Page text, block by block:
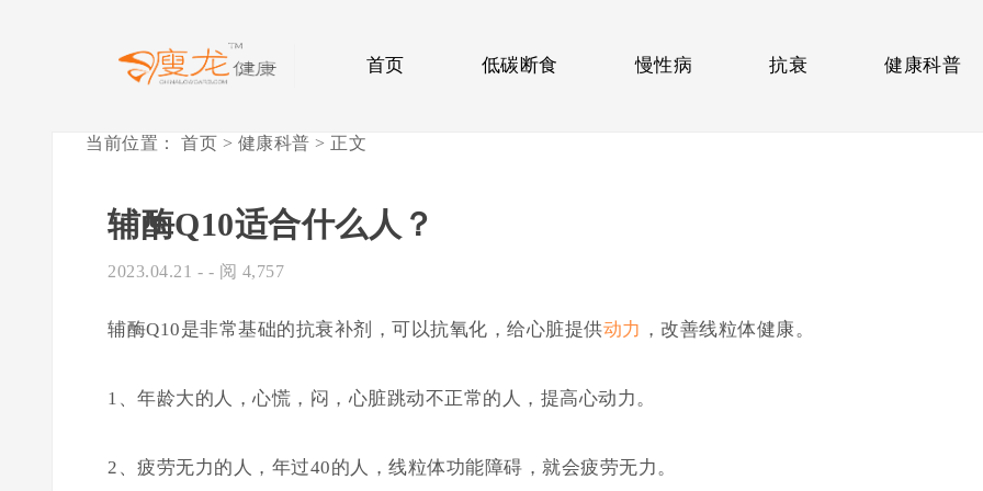
首页 低碳断食 慢性病 抗衰 健康科普
当前位置： 首页 > 健康科普 > 正文
辅酶Q10适合什么人？
2023.04.21 - - 阅 4,757
辅酶Q10是非常基础的抗衰补剂，可以抗氧化，给心脏提供动力 ，改善线粒体健康。
1、年龄大的人，心慌，闷，心脏跳动不正常的人，提高心动力。
2、疲劳无力的人，年过40的人，线粒体功能障碍，就会疲劳无力。